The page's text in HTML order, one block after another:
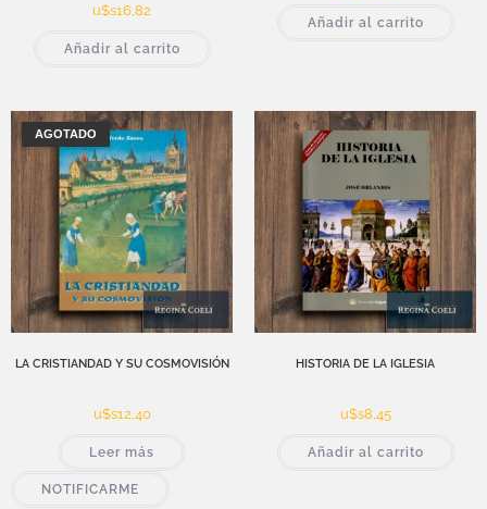
u$s16,82
Añadir al carrito
Añadir al carrito
AGOTADO
LA CRISTIANDAD Y SU COSMOVISIÓN
u$s12,40
Leer más
NOTIFICARME
HISTORIA DE LA IGLESIA
u$s8,45
Añadir al carrito